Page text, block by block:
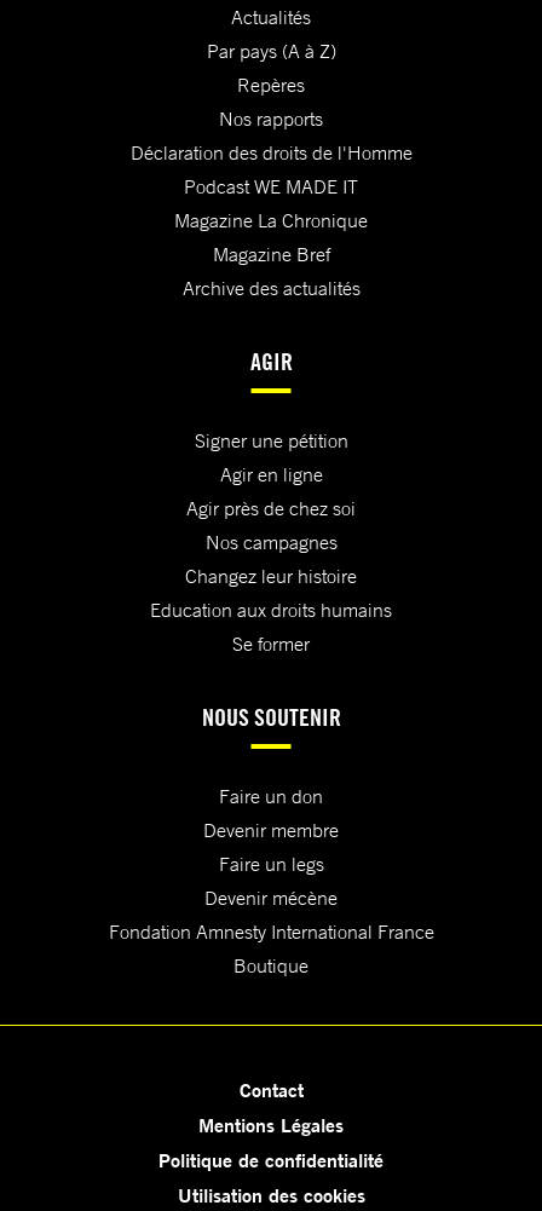
Actualités
Par pays (A à Z)
Repères
Nos rapports
Déclaration des droits de l'Homme
Podcast WE MADE IT
Magazine La Chronique
Magazine Bref
Archive des actualités
AGIR
Signer une pétition
Agir en ligne
Agir près de chez soi
Nos campagnes
Changez leur histoire
Education aux droits humains
Se former
NOUS SOUTENIR
Faire un don
Devenir membre
Faire un legs
Devenir mécène
Fondation Amnesty International France
Boutique
Contact
Mentions Légales
Politique de confidentialité
Utilisation des cookies